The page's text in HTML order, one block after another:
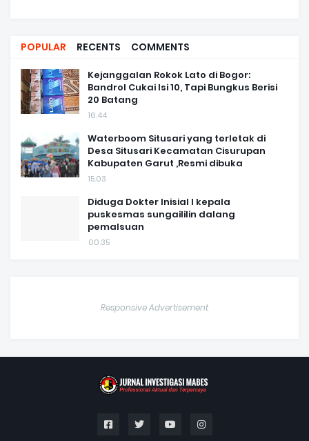
POPULAR RECENTS COMMENTS
Kejanggalan Rokok Lato di Bogor:
Bandrol Cukai Isi 10, Tapi Bungkus Berisi
20 Batang
16.44
Waterboom Situsari yang terletak di
Desa Situsari Kecamatan Cisurupan
Kabupaten Garut ,Resmi dibuka
15.03
Diduga Dokter Inisial I kepala
puskesmas sungaililin dalang
pemalsuan
00.35
Responsive Advertisement